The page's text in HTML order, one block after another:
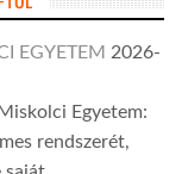
EGYETEM 2026-
Egyetem:
rendszerét,